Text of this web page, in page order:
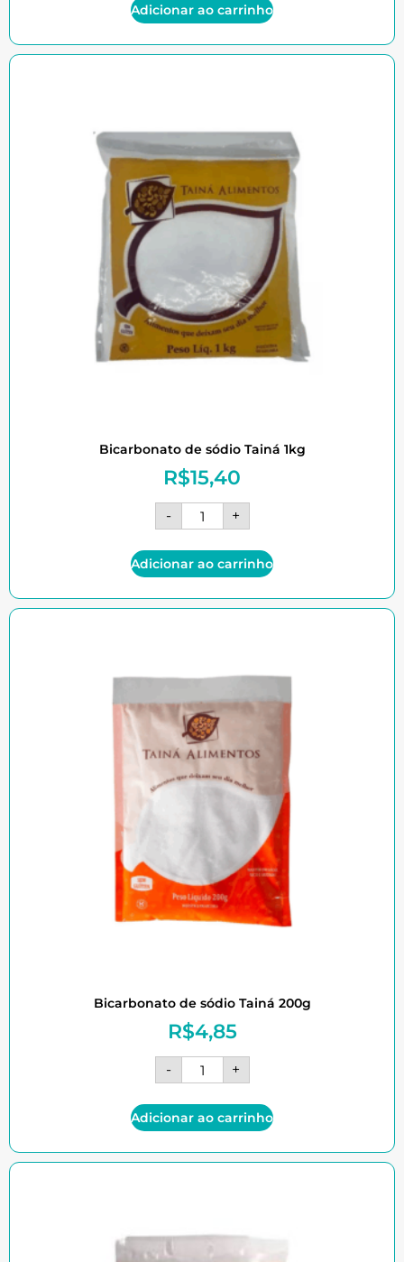
Adicionar ao carrinho
Bicarbonato de sódio Tainá 1kg
R$15,40
- +
Adicionar ao carrinho
Bicarbonato de sódio Tainá 200g
R$4,85
- +
Adicionar ao carrinho